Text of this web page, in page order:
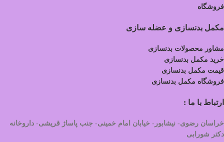
فروشگاه
مکمل بدنسازی و عضله سازی
مشاور محصولات بدنسازی
خرید مکمل بدنسازی
قیمت مکمل بدنسازی
فروشگاه مکمل بدنسازی
ارتباط با ما :
خراسان رضوی- نیشابور- خیابان امام خمینی- جنب پاساژ قریشی- داروخانه
دکتر شورابی